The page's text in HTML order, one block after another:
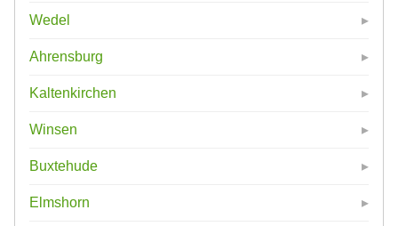
Wedel
Ahrensburg
Kaltenkirchen
Winsen
Buxtehude
Elmshorn